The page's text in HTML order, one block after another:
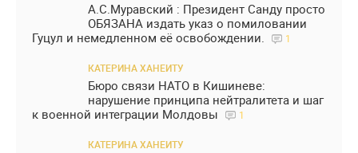
А.С.Муравский : Президент Санду просто
ОБЯЗАНА издать указ о помиловании
Гуцул и немедленном её освобождении.
1
КАТЕРИНА ХАНЕИТУ
Бюро связи НАТО в Кишиневе:
нарушение принципа нейтралитета и шаг
к военной интеграции Молдовы
1
КАТЕРИНА ХАНЕИТУ